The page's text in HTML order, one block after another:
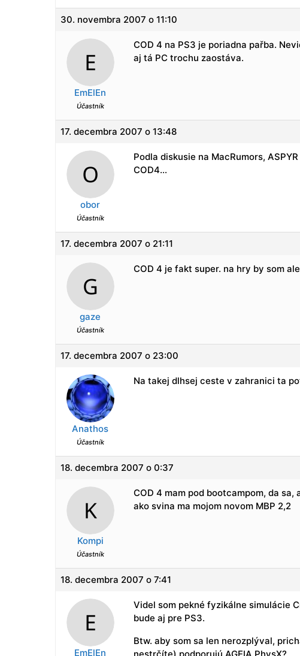
30. novembra 2007 o 11:10
EmElEn
Účastník
COD 4 na PS3 je poriadna pařba.
aj tá PC trochu zaostáva.
17. decembra 2007 o 13:48
obor
Účastník
Podla diskusie na MacRumors,
COD4…
17. decembra 2007 o 21:11
gaze
Účastník
COD 4 je fakt super. na hry by som
17. decembra 2007 o 23:00
Anathos
Účastník
Na takej dlhsej ceste v zahranici ta
18. decembra 2007 o 0:37
Kompi
Účastník
COD 4 mam pod bootcampom, da
ako svina ma mojom novom MBP 2,2
18. decembra 2007 o 7:41
EmElEn
Videl som pekné fyzikálne simulácie
bude aj pre PS3.
Btw. aby som sa len nerozplýval,